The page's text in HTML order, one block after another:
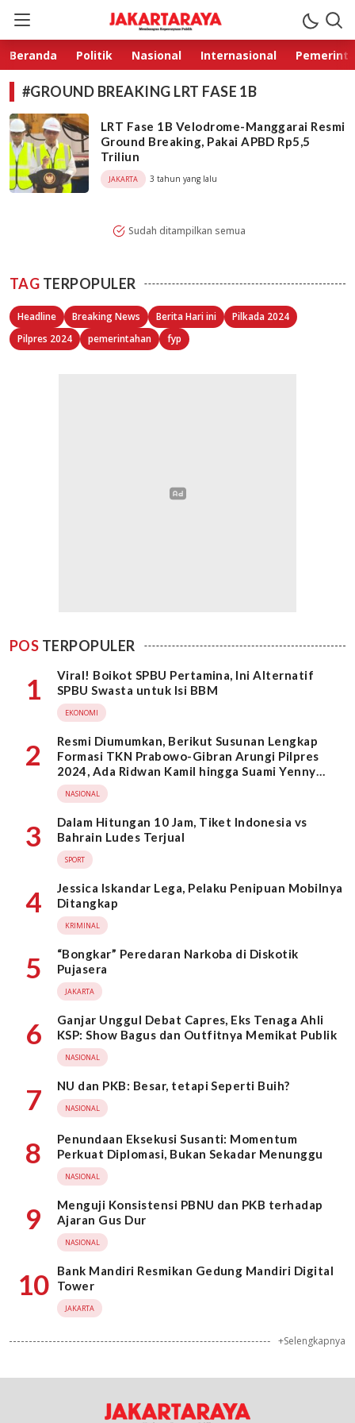
Jakarta Raya
Membangun Kepercayaan Publik
Beranda Politik Nasional Internasional
#GROUND BREAKING LRT FASE 1B
LRT Fase 1B Velodrome-Manggarai Resmi
Ground Breaking, Pakai APBD Rp5,5
Triliun
JAKARTA 3 tahun yang lalu
Sudah ditampilkan semua
TAG TERPOPULER
Headline Breaking News Berita Hari ini
Pilkada 2024
Pilpres 2024
pemerintahan fyp
POS TERPOPULER
1
Viral! Boikot SPBU Pertamina, Ini Alternatif
SPBU Swasta untuk Isi BBM
EKONOMI
2
Resmi Diumumkan, Berikut Susunan Lengkap
Formasi TKN Prabowo-Gibran Arungi Pilpres
2024, Ada Ridwan Kamil hingga Suami Yenny
Wahid
NASIONAL
3
Dalam Hitungan 10 Jam, Tiket Indonesia vs
Bahrain Ludes Terjual
SPORT
4
Jessica Iskandar Lega, Pelaku Penipuan Mobilnya
Ditangkap
KRIMINAL
5
“Bongkar” Peredaran Narkoba di Diskotik
Pujasera
JAKARTA
6
Ganjar Unggul Debat Capres, Eks Tenaga Ahli
KSP: Show Bagus dan Outfitnya Memikat Publik
NASIONAL
7 NU dan PKB: Besar, tetapi Seperti Buih?
NASIONAL
8
Penundaan Eksekusi Susanti: Momentum
Perkuat Diplomasi, Bukan Sekadar Menunggu
NASIONAL
9
Menguji Konsistensi PBNU dan PKB terhadap
Ajaran Gus Dur
NASIONAL
10
Bank Mandiri Resmikan Gedung Mandiri Digital
Tower
JAKARTA
+Selengkapnya